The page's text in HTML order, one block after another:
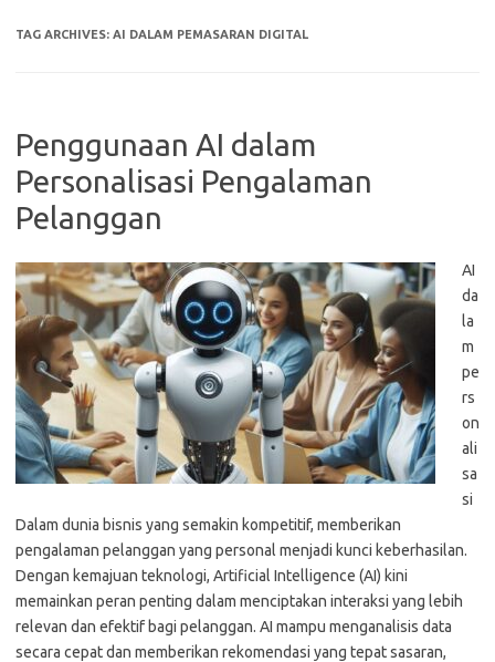
TAG ARCHIVES: AI DALAM PEMASARAN DIGITAL
Penggunaan AI dalam
Personalisasi Pengalaman
Pelanggan
AI
da
la
m
pe
rs
on
ali
sa
si
Dalam dunia bisnis yang semakin kompetitif, memberikan
pengalaman pelanggan yang personal menjadi kunci keberhasilan.
Dengan kemajuan teknologi, Artificial Intelligence (AI) kini
memainkan peran penting dalam menciptakan interaksi yang lebih
relevan dan efektif bagi pelanggan. AI mampu menganalisis data
secara cepat dan memberikan rekomendasi yang tepat sasaran,